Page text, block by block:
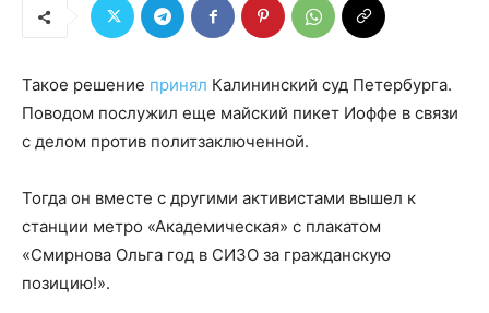
Такое решение принял Калининский суд Петербурга.
Поводом послужил еще майский пикет Иоффе в связи
с делом против политзаключенной.
Тогда он вместе с другими активистами вышел к
станции метро «Академическая» с плакатом
«Смирнова Ольга год в СИЗО за гражданскую
позицию!».